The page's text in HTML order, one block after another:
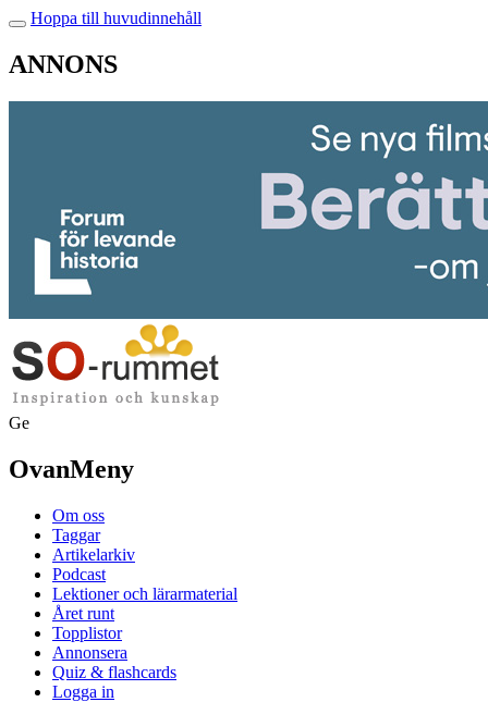
Hoppa till huvudinnehåll
ANNONS
Ge
OvanMeny
Om oss
Taggar
Artikelarkiv
Podcast
Lektioner och lärarmaterial
Året runt
Topplistor
Annonsera
Quiz & flashcards
Logga in